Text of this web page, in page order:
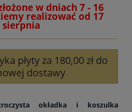
w dniach 7 - 16
realizować od 17
sierpnia
płyty za 180,00 zł do
dostawy
okładka i koszulka